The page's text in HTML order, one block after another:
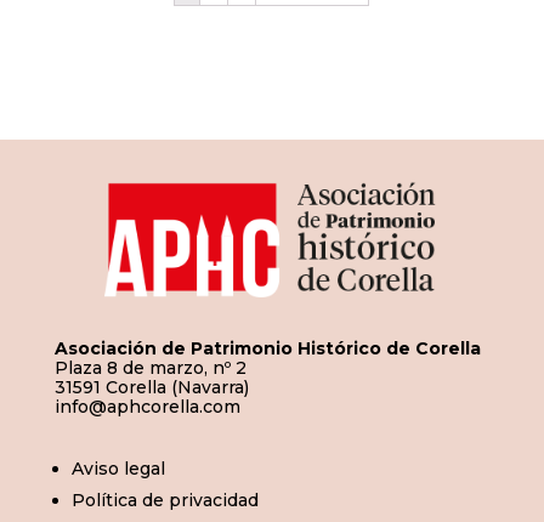
Asociación de Patrimonio Histórico de Corella
Plaza 8 de marzo, nº 2
31591 Corella (Navarra)
info@aphcorella.com
Aviso legal
Política de privacidad